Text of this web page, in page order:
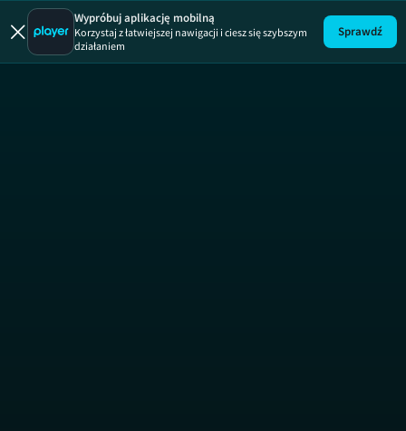
Druga szansa
Wypróbuj aplikację mobilną
Korzystaj z łatwiejszej nawigacji i ciesz się szybszym
działaniem
Sprawdź